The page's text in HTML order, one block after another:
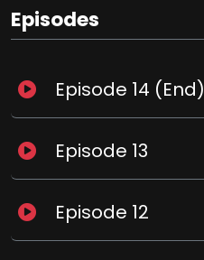
Episodes
Episode 14 (End)
Episode 13
Episode 12